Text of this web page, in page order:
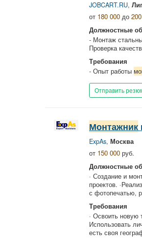
JOBCART.RU,
от 180 000 до
Должностные
- Монтаж
Проверка
Требования
- Опыт работы
Отправить
Монтажник
ExpAs, Москва
от 150 000 руб.
Должностные
· Создание и
проектов.
с фотопечатью,
Требования
· Освоить новую
Использовать
есть своя